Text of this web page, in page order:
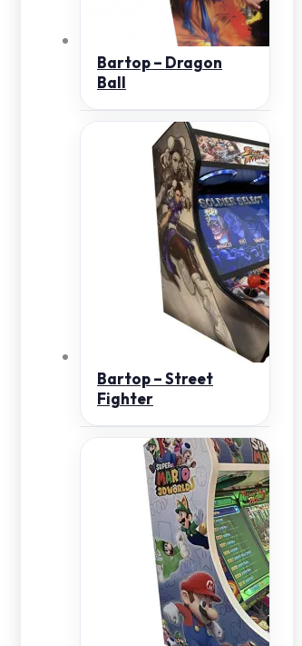
Bartop – Dragon
Ball
Bartop – Street
Fighter